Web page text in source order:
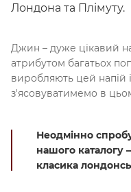
Лондона та Плімуту.
Джин – дуже цікавий
атрибутом багатьох
виробляють цей напій
з'ясовуватимемо в
Неодмінно
нашого каталогу
класика